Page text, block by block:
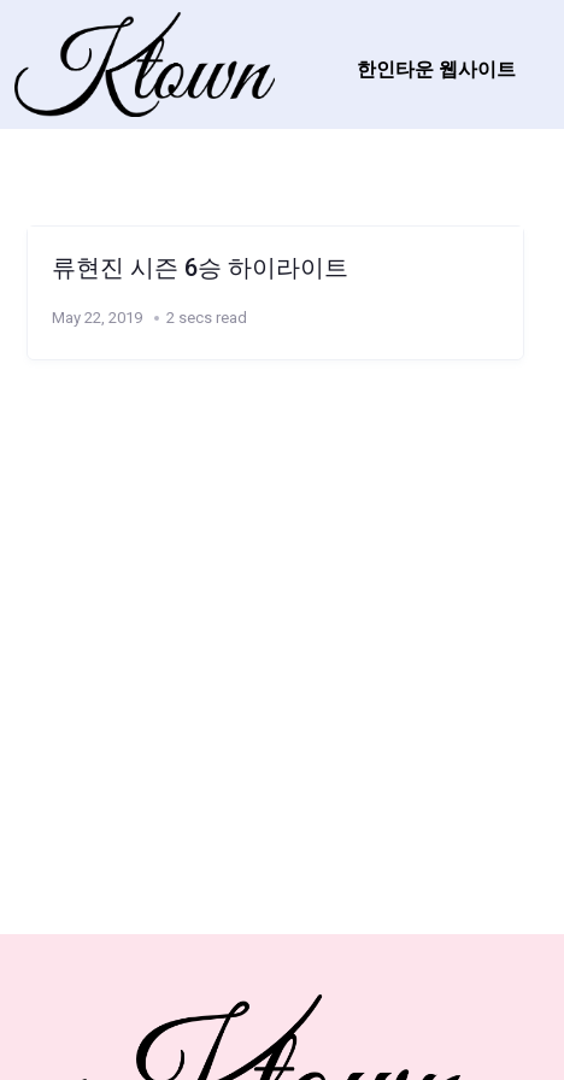
한인타운 웹사이트
류현진 시즌 6승 하이라이트
May 22, 2019 2 secs read